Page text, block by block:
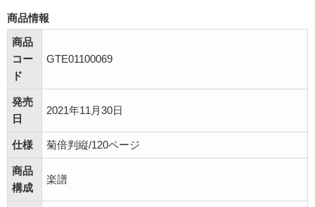
商品情報
商品
コー
ド
GTE01100069
発売
日
2021年11月30日
仕様 菊倍判縦/120ページ
商品
構成
楽譜